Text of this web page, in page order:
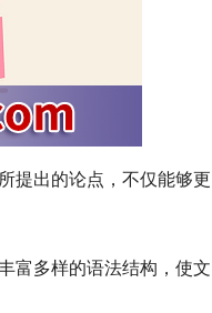
提出的论点，不仅能够更
富多样的语法结构，使文